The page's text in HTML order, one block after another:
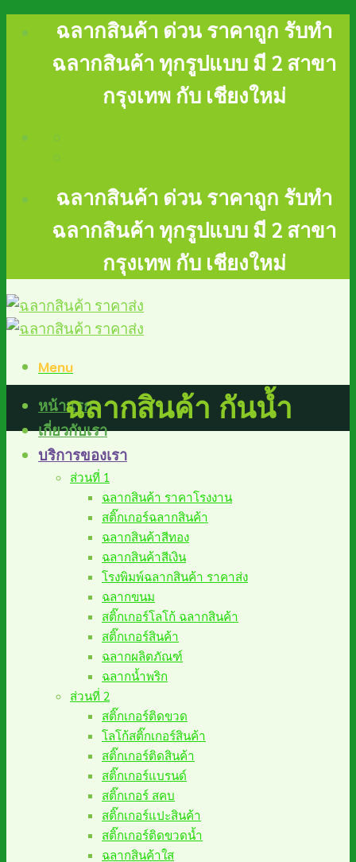
content
ฉลากสินค้า ด่วน ราคาถูก รับทำ
ฉลากสินค้า ทุกรูปแบบ มี 2 สาขา
กรุงเทพ กับ เชียงใหม่
ฉลากสินค้า ด่วน ราคาถูก รับทำ
ฉลากสินค้า ทุกรูปแบบ มี 2 สาขา
กรุงเทพ กับ เชียงใหม่
Menu
หน้าแรก
เกี่ยวกับเรา
บริการของเรา
ส่วนที่ 1
ฉลากสินค้า ราคาโรงงาน
สติ๊กเกอร์ฉลากสินค้า
ฉลากสินค้าสีทอง
ฉลากสินค้าสีเงิน
โรงพิมพ์ฉลากสินค้า ราคาส่ง
ฉลากขนม
สติ๊กเกอร์โลโก้ ฉลากสินค้า
สติ๊กเกอร์สินค้า
ฉลากผลิตภัณฑ์
ฉลากน้ำพริก
ส่วนที่ 2
สติ๊กเกอร์ติดขวด
โลโก้สติ๊กเกอร์สินค้า
สติ๊กเกอร์ติดสินค้า
สติ๊กเกอร์แบรนด์
สติ๊กเกอร์ สคบ
สติ๊กเกอร์แปะสินค้า
สติ๊กเกอร์ติดขวดน้ำ
ฉลากสินค้าใส
ฉลากสินค้า กันน้ำ